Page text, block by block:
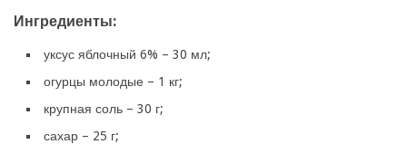
Ингредиенты:
уксус яблочный 6% – 30 мл;
огурцы молодые – 1 кг;
крупная соль – 30 г;
сахар – 25 г;